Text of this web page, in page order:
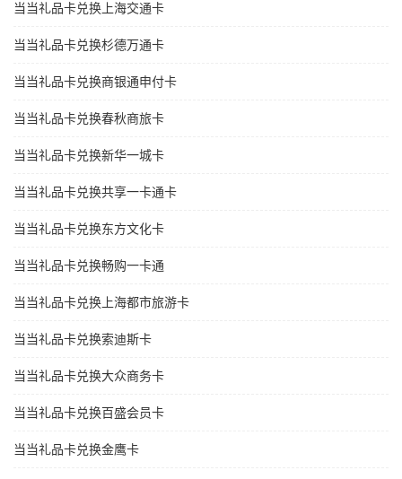
当当礼品卡兑换上海交通卡
当当礼品卡兑换杉德万通卡
当当礼品卡兑换商银通申付卡
当当礼品卡兑换春秋商旅卡
当当礼品卡兑换新华一城卡
当当礼品卡兑换共享一卡通卡
当当礼品卡兑换东方文化卡
当当礼品卡兑换畅购一卡通
当当礼品卡兑换上海都市旅游卡
当当礼品卡兑换索迪斯卡
当当礼品卡兑换大众商务卡
当当礼品卡兑换百盛会员卡
当当礼品卡兑换金鹰卡